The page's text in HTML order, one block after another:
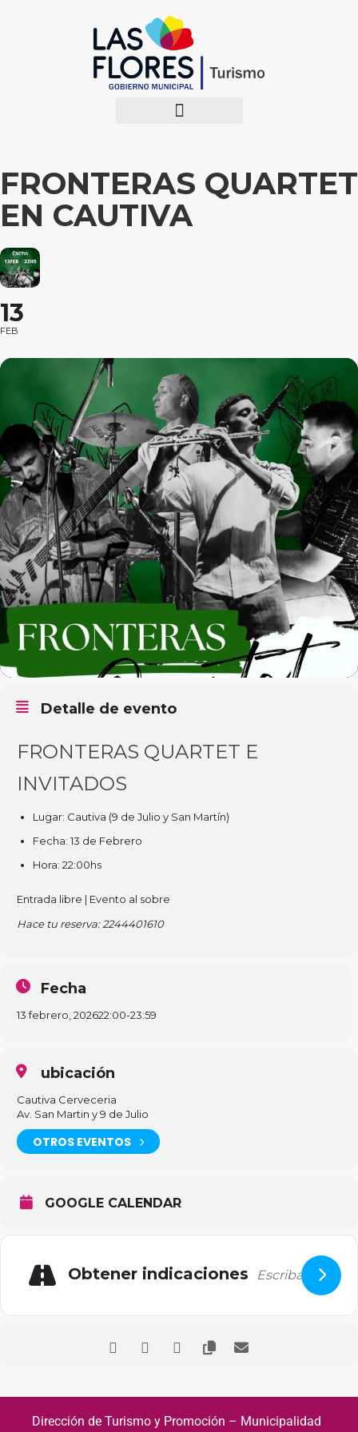
FRONTERAS QUARTET
EN CAUTIVA
13
FEB
Detalle de evento
FRONTERAS QUARTET E
INVITADOS
Lugar: Cautiva (9 de Julio y San Martín)
Fecha: 13 de Febrero
Hora: 22:00hs
Entrada libre | Evento al sobre
Hace tu reserva: 2244401610
Fecha
13 febrero, 202622:00-23:59
ubicación
Cautiva Cerveceria
Av. San Martin y 9 de Julio
OTROS EVENTOS
GOOGLE CALENDAR
Obtener indicaciones
Dirección de Turismo y Promoción – Municipalidad